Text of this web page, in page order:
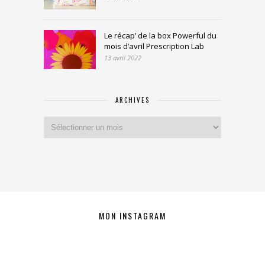
Le récap’ de la box Powerful du
mois d’avril Prescription Lab
13 avril 2022
ARCHIVES
MON INSTAGRAM